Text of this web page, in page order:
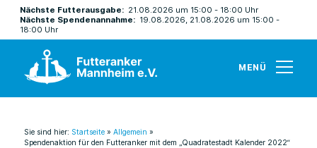
Nächste Futterausgabe: 21.08.2026 um 15:00 - 18:00 Uhr
Nächste Spendenannahme: 19.08.2026, 21.08.2026 um 15:00 -
18:00 Uhr
MENÜ
Sie sind hier: Startseite» Allgemein »
Spendenaktion für den Futteranker mit dem „Quadratestadt Kalender 2022“